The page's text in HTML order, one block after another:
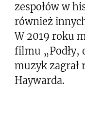
zespołów w
również
W 2019 roku
filmu „Podły,
muzyk zagrał
Haywarda.